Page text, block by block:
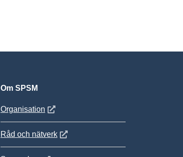
Om SPSM
Organisation Öppnas i nytt fönster
Råd och nätverkÖppnas i nytt fönster